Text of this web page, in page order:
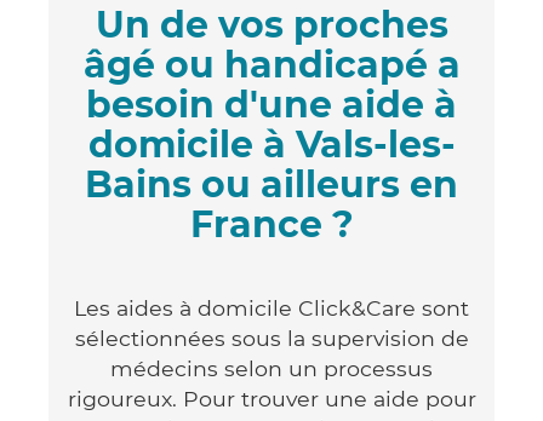
Un de vos proches
âgé ou handicapé a
besoin d'une aide à
domicile à Vals-les-
Bains ou ailleurs en
France ?
Les aides à domicile Click&Care sont
sélectionnées sous la supervision de
médecins selon un processus
rigoureux. Pour trouver une aide pour